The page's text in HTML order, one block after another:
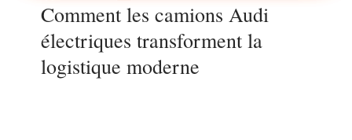
Comment les camions Audi
électriques transforment la
logistique moderne